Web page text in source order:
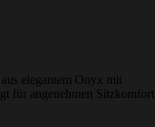
elegantem Onyx mit
für angenehmen Sitzkomfort